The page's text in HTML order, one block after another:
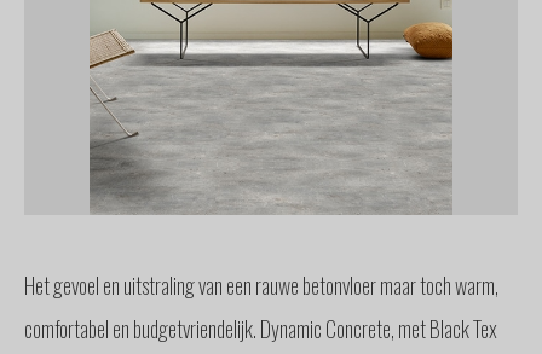
BUITENZONWERING
MEUBELS
& ACCESSOIRES
BUITENLEVEN
BENODIGDHEDEN
SPANJE
BINNENKIJKERS
Het gevoel en uitstraling van een rauwe betonvloer maar toch warm,
comfortabel en budgetvriendelijk. Dynamic Concrete, met Black Tex